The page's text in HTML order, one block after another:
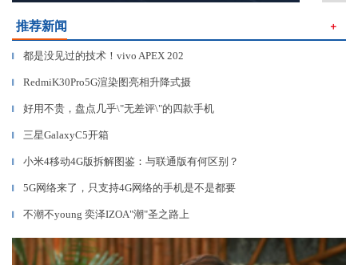
推荐新闻 ＋
▎ 都是没见过的技术！vivo APEX 202
▎ RedmiK30Pro5G渲染图亮相升降式摄
▎ 好用不贵，盘点几乎\"无差评\"的四款手机
▎ 三星GalaxyC5开箱
▎ 小米4移动4G版拆解图鉴：与联通版有何区别？
▎ 5G网络来了，只支持4G网络的手机是不是都要
▎ 不潮不young 奕泽IZOA"潮"圣之路上